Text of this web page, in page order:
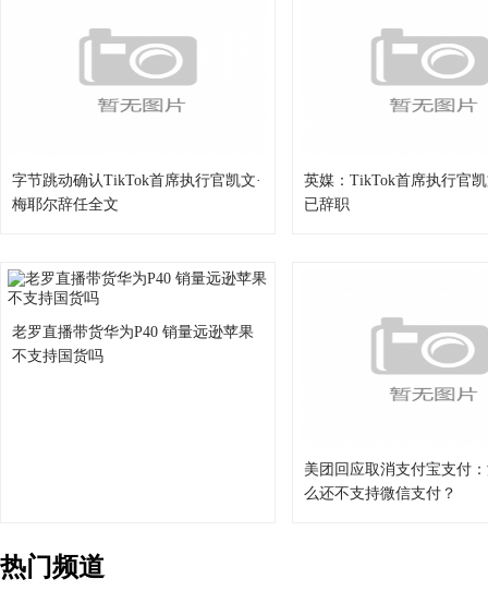
字节跳动确认TikTok首席执行官凯文·
梅耶尔辞任全文
英媒：TikTok首席执行官
已辞职
老罗直播带货华为P40 销量远逊苹果
不支持国货吗
美团回应取消支付宝支付
么还不支持微信支付？
热门频道